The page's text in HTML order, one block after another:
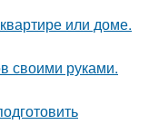
или доме.
своими руками.